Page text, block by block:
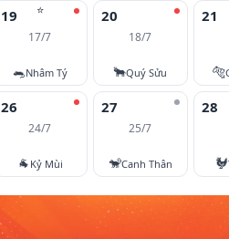
⭐
19
17/7
🐀Nhâm Tý
20
18/7
🐂Quý Sửu
21
🐅
26
24/7
🐐 Kỷ Mùi
27
25/7
🐒Canh Thân
28
🐓